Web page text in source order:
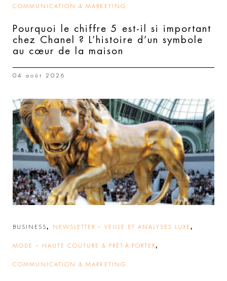
COMMUNICATION & MARKETING
Pourquoi le chiffre 5 est-il si important
chez Chanel ? L’histoire d’un symbole
au cœur de la maison
04 août 2026
BUSINESS, NEWSLETTER – VEILLE ET ANALYSES LUXE ,
MODE – HAUTE COUTURE & PRÊT-À-PORTER,
COMMUNICATION & MARKETING